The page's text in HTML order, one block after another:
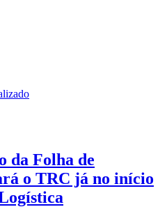
da Folha de
o TRC já no início